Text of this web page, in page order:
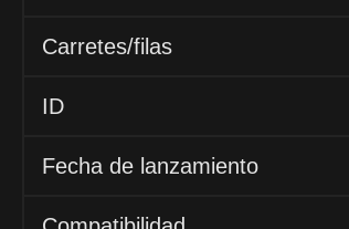
Carretes/filas
ID
Fecha de lanzamiento